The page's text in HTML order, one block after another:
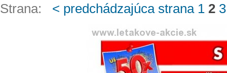
Strana: < predchádzajúca strana 1 2 3